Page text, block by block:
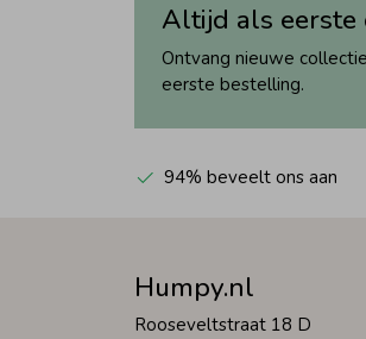
Altijd als eerste
Ontvang nieuwe
eerste bestelling.
94% beveelt ons aan
Humpy.nl
Rooseveltstraat 18 D